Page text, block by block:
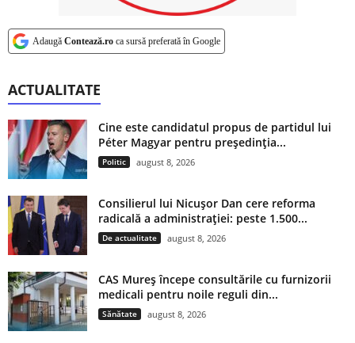
Adaugă Contează.ro ca sursă preferată în Google
ACTUALITATE
Cine este candidatul propus de partidul lui
Péter Magyar pentru președinția...
Politic august 8, 2026
Consilierul lui Nicușor Dan cere reforma
radicală a administrației: peste 1.500...
De actualitate august 8, 2026
CAS Mureș începe consultările cu furnizorii
medicali pentru noile reguli din...
Sănătate august 8, 2026